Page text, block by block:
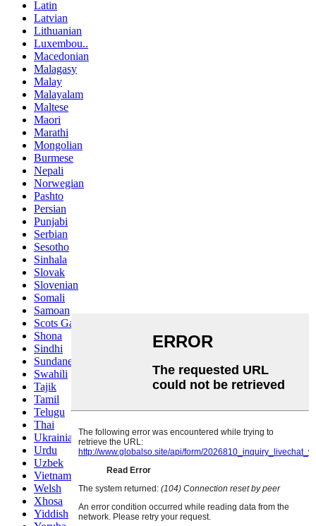
Latin
Latvian
Lithuanian
Luxembou..
Macedonian
Malagasy
Malay
Malayalam
Maltese
Maori
Marathi
Mongolian
Burmese
Nepali
Norwegian
Pashto
Persian
Punjabi
Serbian
Sesotho
Sinhala
Slovak
Slovenian
Somali
Samoan
Scots Gaelic
Shona
Sindhi
Sundanese
Swahili
Tajik
Tamil
Telugu
Thai
Ukrainian
Urdu
Uzbek
Vietnamese
Welsh
Xhosa
Yiddish